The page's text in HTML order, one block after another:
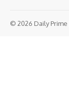
© 2026 Daily